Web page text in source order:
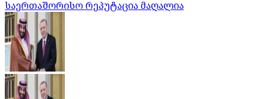
საერთაშორისო რეპუტაცია მაღალია